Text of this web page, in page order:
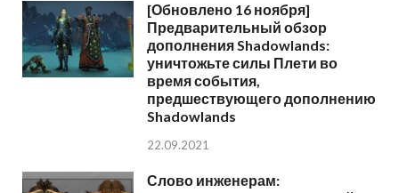
[Обновлено 16 ноября]
Предварительный обзор
дополнения Shadowlands:
уничтожьте силы Плети во
время события,
предшествующего дополнению
Shadowlands
22.09.2021
Слово инженерам: